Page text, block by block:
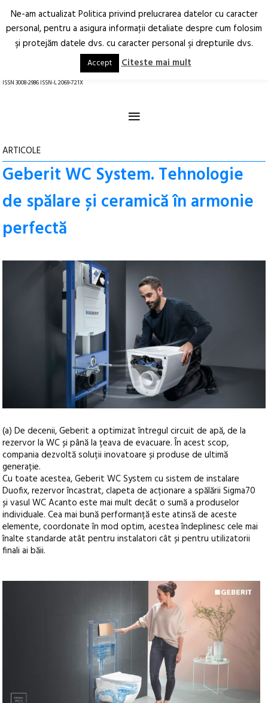
Arhitectură.
Oraș.
RO EN
ISSN 3008-2986 ISSN-L 2069-721X
≡
ARTICOLE
Geberit WC System. Tehnologie
de spălare și ceramică în armonie
perfectă
(a) De decenii, Geberit a optimizat întregul circuit de apă, de la
rezervor la WC și până la țeava de evacuare. În acest scop,
compania dezvoltă soluții inovatoare și produse de ultimă
generație.
Cu toate acestea, Geberit WC System cu sistem de instalare
Duofix, rezervor încastrat, clapeta de acționare a spălării Sigma70
și vasul WC Acanto este mai mult decât o sumă a produselor
individuale. Cea mai bună performanță este atinsă de aceste
elemente, coordonate în mod optim, acestea îndeplinesc cele mai
înalte standarde atât pentru instalatori cât și pentru utilizatorii
finali ai băii.
Ne-am actualizat Politica privind prelucrarea datelor cu caracter
personal, pentru a asigura informaţii detaliate despre cum folosim
şi protejăm datele dvs. cu caracter personal şi drepturile dvs.
Accept Citeste mai mult